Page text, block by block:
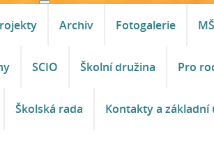
Archiv Fotogalerie
SCIO Školní družina Pro
Školská rada Kontakty a základní